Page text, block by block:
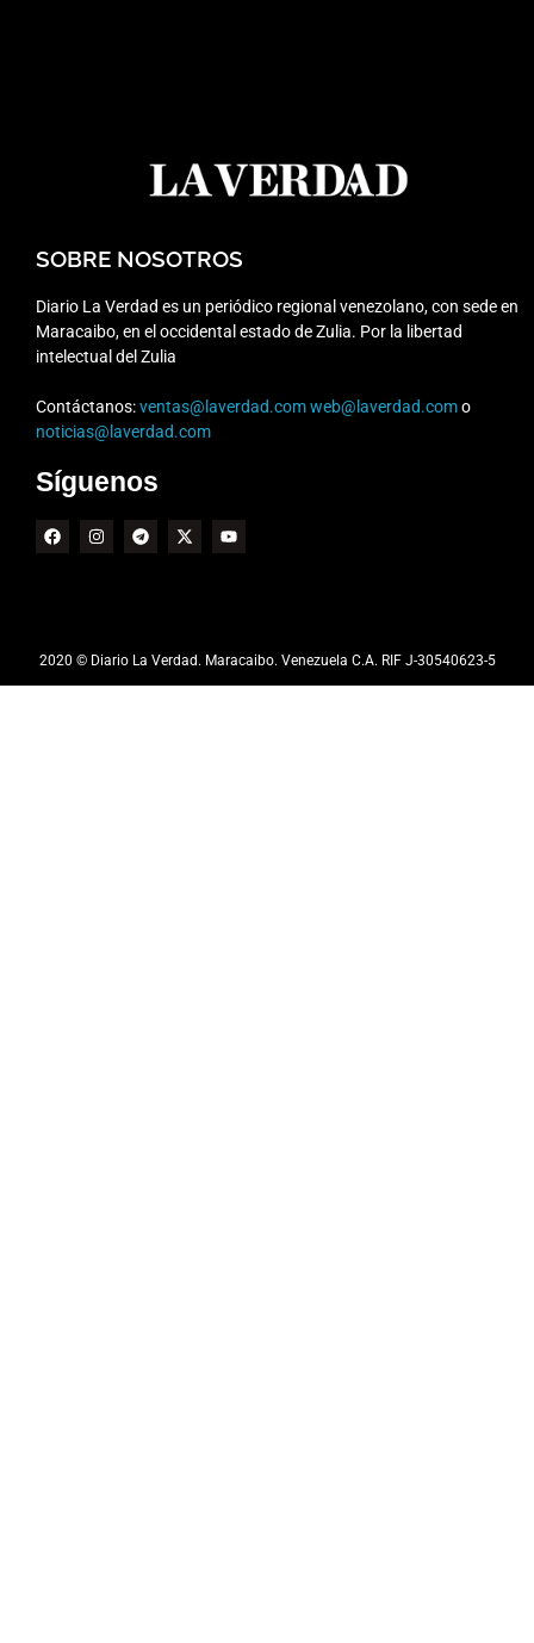
SOBRE NOSOTROS
Diario La Verdad es un periódico regional venezolano, con sede en
Maracaibo, en el occidental estado de Zulia. Por la libertad
intelectual del Zulia
Contáctanos:ventas@laverdad.comweb@laverdad.como
noticias@laverdad.com
Síguenos
2020 © Diario La Verdad. Maracaibo. Venezuela C.A. RIF J-30540623-5